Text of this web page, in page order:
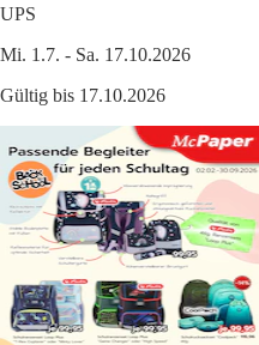
UPS
Mi. 1.7. - Sa. 17.10.2026
Gültig bis 17.10.2026